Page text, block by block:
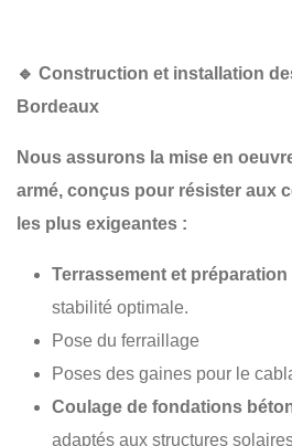
🔹 Construction et installation
Bordeaux
Nous assurons la mise en
armé, conçus pour résister aux
les plus exigeantes :
Terrassement et
stabilité optimale.
Pose du ferraillage
Poses des gaines pour le
Coulage de fondations
adaptés aux structures